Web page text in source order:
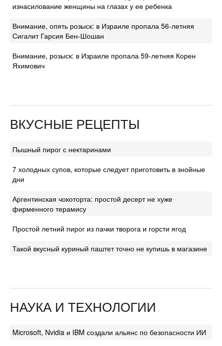
изнасилование женщины на глазах у ее ребенка
Внимание, опять розыск: в Израиле пропала 56-летняя
Сигалит Гарсия Бен-Шошан
Внимание, розыск: в Израиле пропала 59-летняя Корен
Яхимович
ВКУСНЫЕ РЕЦЕПТЫ
Пышный пирог с нектаринами
7 холодных супов, которые следует приготовить в знойные
дни
Аргентинская чокоторта: простой десерт не хуже
фирменного терамису
Простой летний пирог из пачки творога и горсти ягод
Такой вкусный куриный паштет точно не купишь в магазине
НАУКА И ТЕХНОЛОГИИ
Microsoft, Nvidia и IBM создали альянс по безопасности ИИ